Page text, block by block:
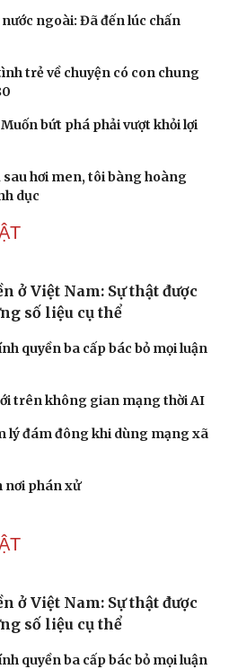
ngoài: Đã đến lúc chấn
trẻ về chuyện có con chung
bứt phá phải vượt khỏi lợi
hơi men, tôi bàng hoàng
dục
ở Việt Nam: Sự thật được
số liệu cụ thể
quyền ba cấp bác bỏ mọi luận
trên không gian mạng thời AI
lý đám đông khi dùng mạng xã
nơi phán xử
ở Việt Nam: Sự thật được
số liệu cụ thể
quyền ba cấp bác bỏ mọi luận